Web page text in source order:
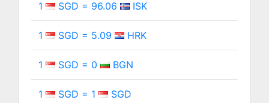
1 SGD = 96.06 ISK
1 SGD = 5.09 HRK
1 SGD = 0 BGN
1 SGD = 1 SGD